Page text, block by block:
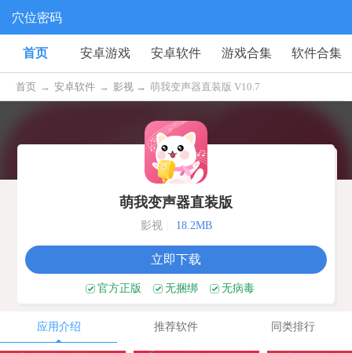
穴位密码
首页 安卓游戏 安卓软件 游戏合集 软件合集
首页 → 安卓软件 → 影视 → 萌我变声器直装版 V10.7
萌我变声器直装版
影视 18.2MB
立即下载
官方正版 无捆绑 无病毒
应用介绍 推荐软件 同类排行